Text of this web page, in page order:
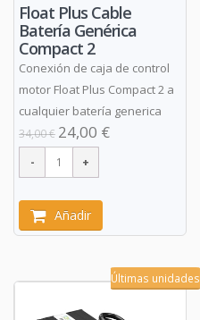
Float Plus Cable
Batería Genérica
Compact 2
Conexión de caja de control
motor Float Plus Compact 2 a
cualquier batería generica
34,00 € 24,00 €
Añadir
Últimas unidades